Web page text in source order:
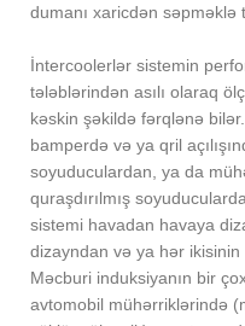
dumanı xaricdən səpməklə
İntercoolerlər sistemin
tələblərindən asılı olaraq
kəskin şəkildə fərqlənə
bamperdə və ya qril
soyuduculardan, ya da
quraşdırılmış
sistemi havadan havaya
dizayndan və ya hər
Məcburi induksiyanın bir
avtomobil mühərriklərində